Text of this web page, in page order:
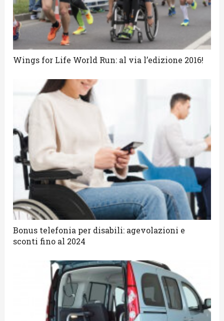
Wings for Life World Run: al via l’edizione 2016!
Bonus telefonia per disabili: agevolazioni e
sconti fino al 2024